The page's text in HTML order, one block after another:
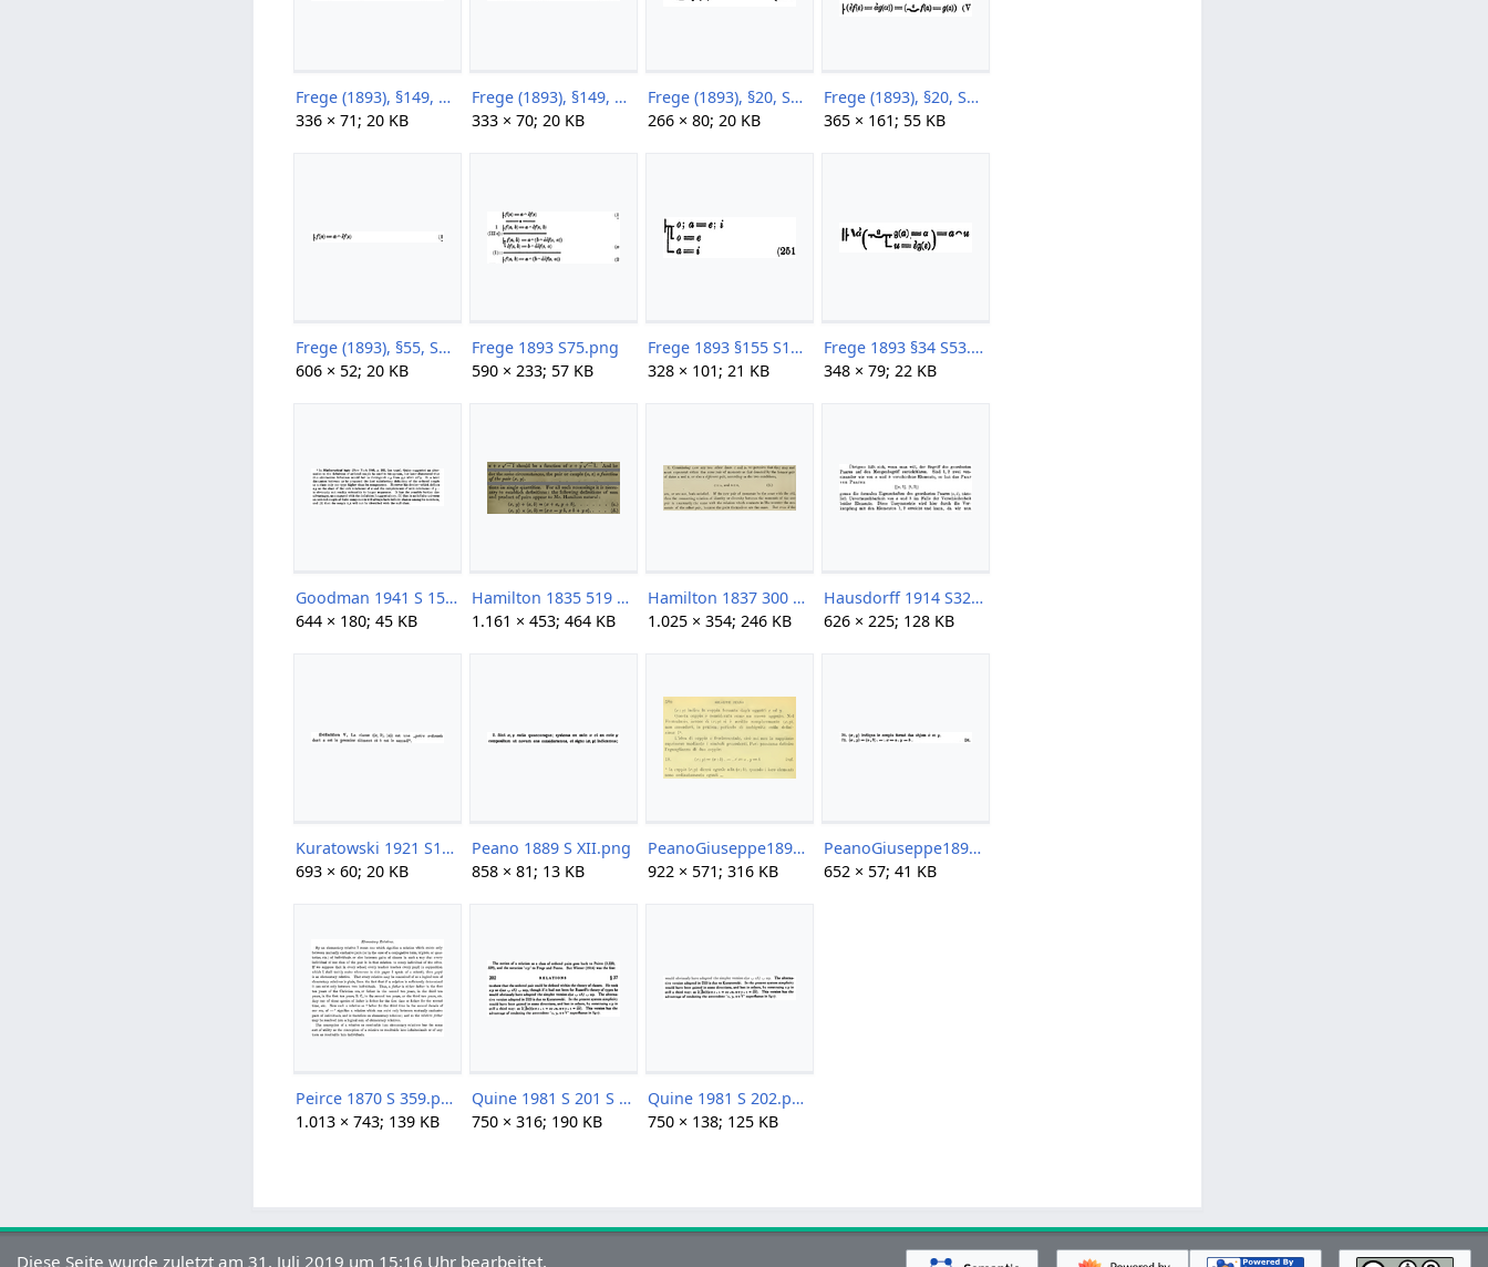
Frege (1893), §149, S185, 219.png
336 × 71; 20 KB
Frege (1893), §149, S185, 220.png
333 × 70; 20 KB
Frege (1893), §20, S35.png
266 × 80; 20 KB
Frege (1893), §20, S36.png
365 × 161; 55 KB
Frege (1893), §55, S75.png
606 × 52; 20 KB
Frege 1893 S75.png
590 × 233; 57 KB
Frege 1893 §155 S195 251.png
328 × 101; 21 KB
Frege 1893 §34 S53.png
348 × 79; 22 KB
Goodman 1941 S 150.png
644 × 180; 45 KB
Hamilton 1835 519 ordered pair.png
1.161 × 453; 464 KB
Hamilton 1837 300 paaraxiom.png
1.025 × 354; 246 KB
Hausdorff 1914 S32.png
626 × 225; 128 KB
Kuratowski 1921 S171.png
693 × 60; 20 KB
Peano 1889 S XII.png
858 × 81; 13 KB
PeanoGiuseppe1897a.png
922 × 571; 316 KB
PeanoGiuseppe1897b.png
652 × 57; 41 KB
Peirce 1870 S 359.png
1.013 × 743; 139 KB
Quine 1981 S 201 S 202.png
750 × 316; 190 KB
Quine 1981 S 202.png
750 × 138; 125 KB
Diese Seite wurde zuletzt am 31. Juli 2019 um 15:16 Uhr bearbeitet.